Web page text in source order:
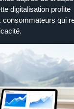
digitalisation profite
consommateurs qui